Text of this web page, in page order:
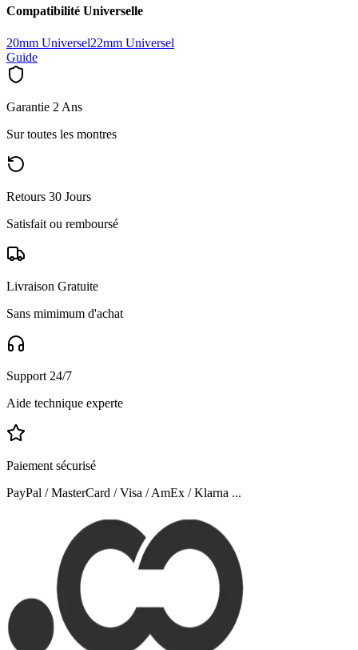
Compatibilité Universelle
20mm Universel22mm Universel
Guide
Garantie 2 Ans
Sur toutes les montres
Retours 30 Jours
Satisfait ou remboursé
Livraison Gratuite
Sans mimimum d'achat
Support 24/7
Aide technique experte
Paiement sécurisé
PayPal / MasterCard / Visa / AmEx / Klarna ...